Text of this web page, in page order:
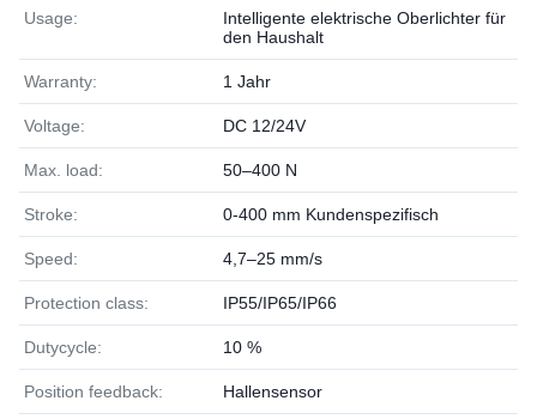
Usage:
Intelligente elektrische Oberlichter für
den Haushalt
Warranty: 1 Jahr
Voltage: DC 12/24V
Max. load: 50–400 N
Stroke: 0-400 mm Kundenspezifisch
Speed: 4,7–25 mm/s
Protection class: IP55/IP65/IP66
Dutycycle: 10 %
Position feedback: Hallensensor